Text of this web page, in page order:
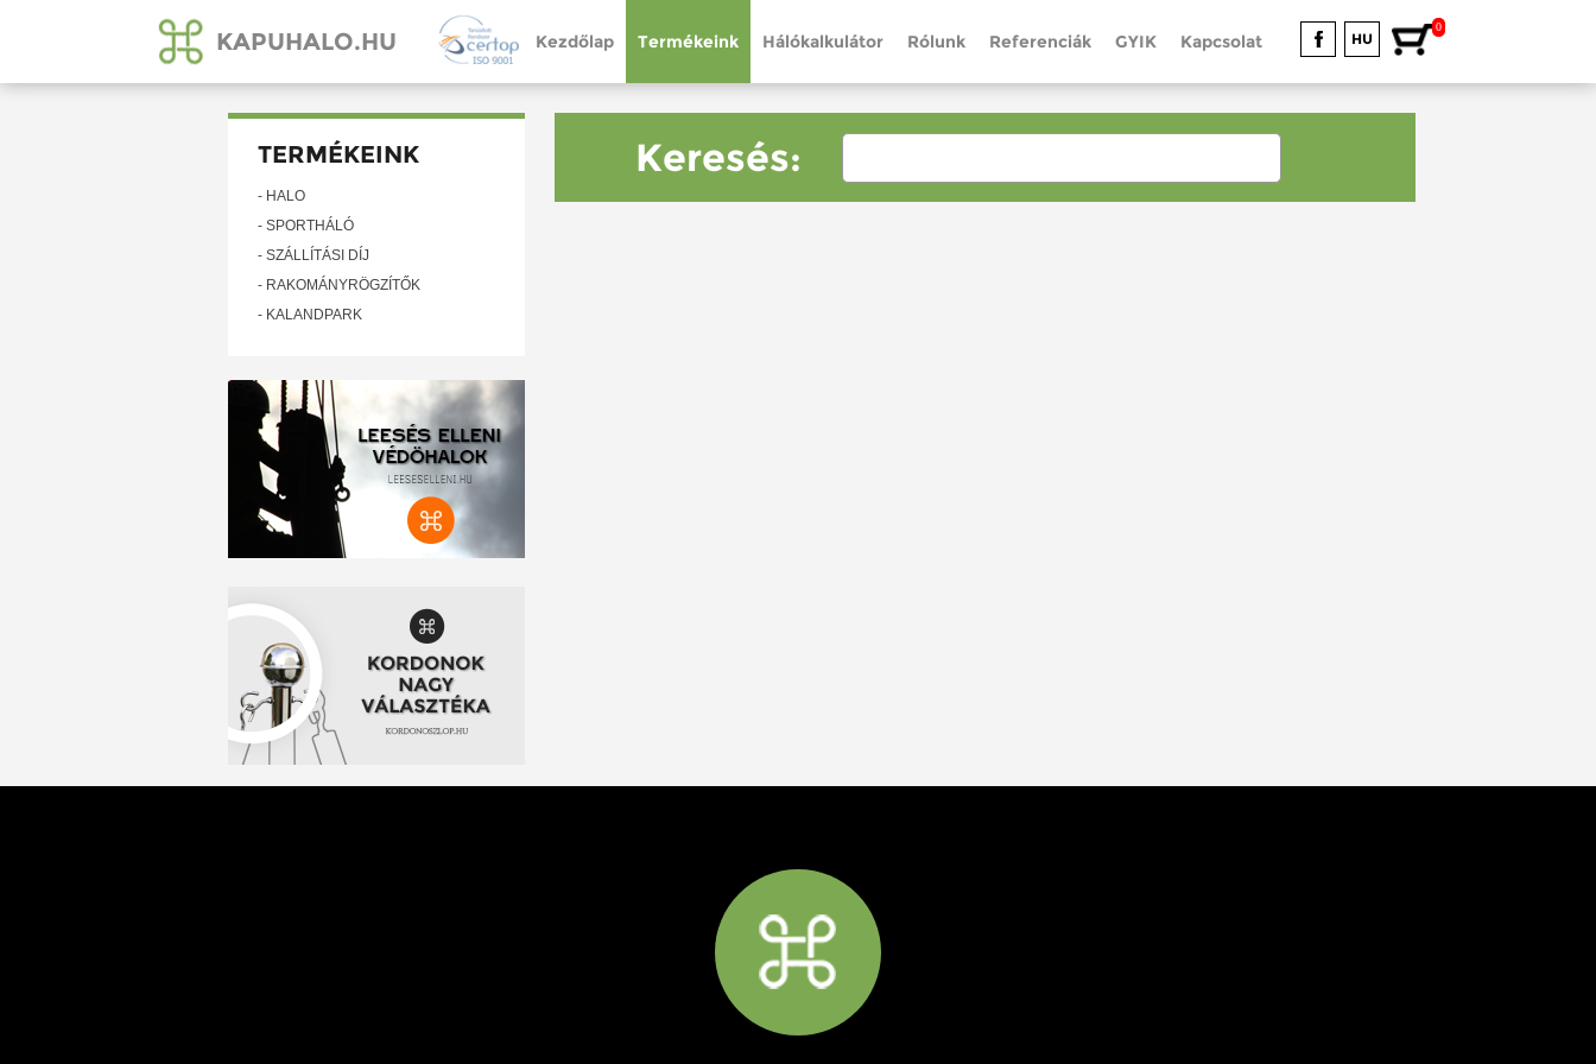
KAPUHALO.HU
0
HU
Kezdőlap Termékeink Hálókalkulátor Rólunk Referenciák GYIK Kapcsolat
TERMÉKEINK
- HÁLÓ
- SPORTHÁLÓ
- SZÁLLÍTÁSI DÍJ
- RAKOMÁNYRÖGZÍTŐK
- KALANDPARK
Keresés: